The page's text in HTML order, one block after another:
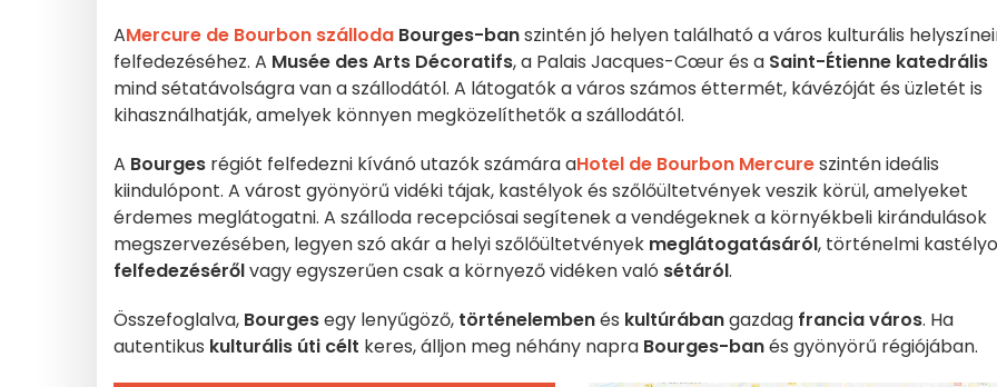
AMercure de Bourbon szálloda Bourges-banszintén jó helyen található a város kulturális
felfedezéséhez. A Musée des Arts Décoratifs, a Palais Jacques-Cœur és a Saint-Étienne katedrális
mind sétatávolságra van a szállodától. A látogatók a város számos éttermét, kávézóját és üzletét is
kihasználhatják, amelyek könnyen megközelíthetők a szállodától.
A Bourges régiót felfedezni kívánó utazók számára aHotel de Bourbon Mercureszintén ideális
kiindulópont. A várost gyönyörű vidéki tájak, kastélyok és szőlőültetvények veszik körül, amelyeket
érdemes meglátogatni. A szálloda recepciósai segítenek a vendégeknek a környékbeli kirándulások
megszervezésében, legyen szó akár a helyi szőlőültetvények meglátogatásáról, történelmi
felfedezésérőlvagy egyszerűen csak a környező vidéken való sétáról.
Összefoglalva, Bourgesegy lenyűgöző, történelembenés kultúrábangazdag francia város. Ha
autentikus kulturális úti célt keres, álljon meg néhány napra Bourges-banés gyönyörű régiójában.